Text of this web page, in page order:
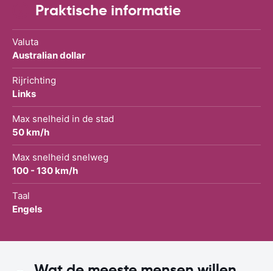
Praktische informatie
Valuta
Australian dollar
Rijrichting
Links
Max snelheid in de stad
50 km/h
Max snelheid snelweg
100 - 130 km/h
Taal
Engels